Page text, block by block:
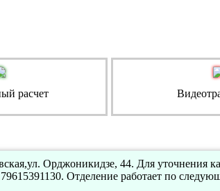
расчет
Орджоникидзе, 44. Для уточнения
Отделение работает по